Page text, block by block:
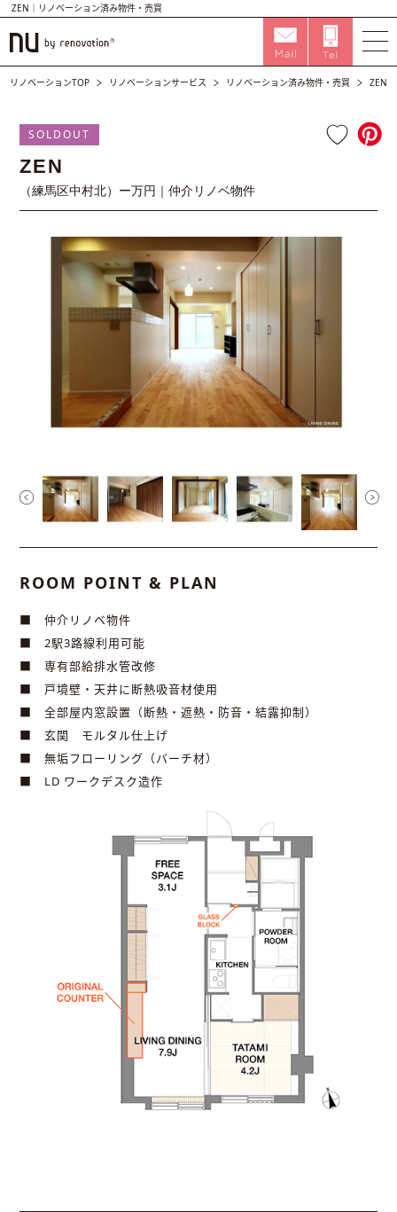
ZEN｜リノベーション済み物件・売買
リノベーションTOP リノベーションサービス リノベーション済み物件・売買 ZEN
SOLDOUT
ZEN
（練馬区中村北）ー万円｜仲介リノベ物件
ROOM POINT & PLAN
■ 仲介リノベ物件
■ 2駅3路線利用可能
■ 専有部給排水管改修
■ 戸境壁・天井に断熱吸音材使用
■ 全部屋内窓設置（断熱・遮熱・防音・結露抑制）
■ 玄関 モルタル仕上げ
■ 無垢フローリング（バーチ材）
■ LD ワークデスク造作